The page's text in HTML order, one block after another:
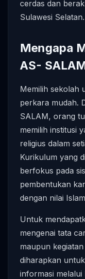
cerdas dan
Sulawesi Selatan.
Mengapa
AS-
Memilih sekolah
perkara mudah.
SALAM, orang
memilih institusi
religius dalam
Kurikulum yang
berfokus pada
pembentukan
dengan nilai
Untuk
mengenai tata
maupun
diharapkan
informasi